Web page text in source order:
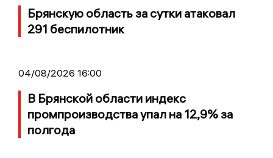
Брянскую область за сутки атаковал
291 беспилотник
04/08/2026 16:00
В Брянской области индекс
промпроизводства упал на 12,9% за
полгода